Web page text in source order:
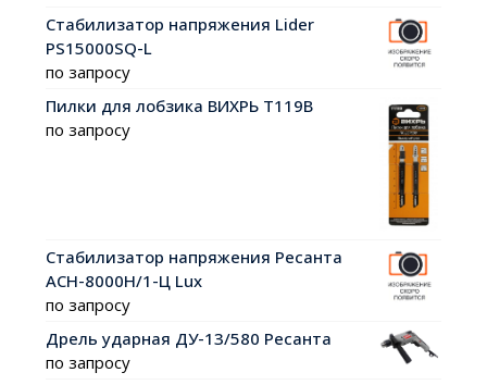
Стабилизатор напряжения Lider
PS15000SQ-L
по запросу
Пилки для лобзика ВИХРЬ Т119В
по запросу
Стабилизатор напряжения Ресанта
АСН-8000Н/1-Ц Lux
по запросу
Дрель ударная ДУ-13/580 Ресанта
по запросу